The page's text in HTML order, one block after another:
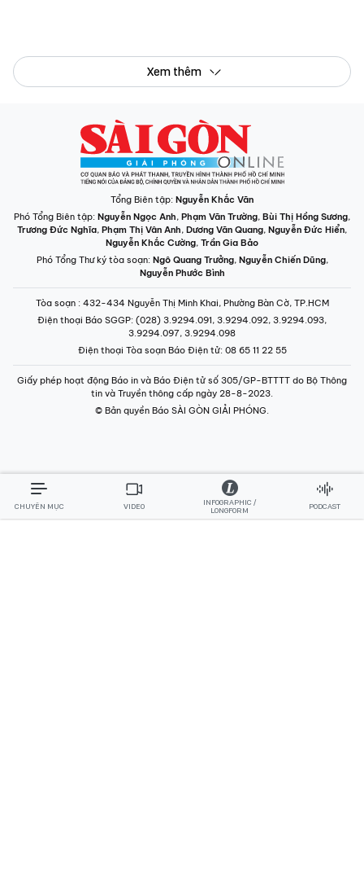
Tổng Biên tập:Nguyễn Khắc Văn
Phó Tổng Biên tập:Nguyễn Ngọc Anh,Phạm Văn Trường,Bùi Thị Hồng Sương
Phạm Thị Vân Anh,Dương Văn Quang
Nguyễn Khắc Cường
Trần Gia Bảo
Phó Tổng Thư ký tòa soạn:Ngô Quang Trưởng ,Nguyễn Chiến Dũng,
Nguyễn Phước Bình
: 432-434 Nguyễn Thị Minh Khai, Phường Bàn Cờ, TP.HCM
Điện thoại Báo SGGP: (028) 3.9294.091, 3.9294.092, 3.9294.093,
3.9294.097, 3.9294.098
Điện thoại Tòa soạn Báo Điện tử: 08 65 11 22 55
Giấy phép hoạt động Báo in và Báo Điện tử số 305/GP-BTTTT do Bộ Thông
© Bản quyền Báo SÀI GÒN GIẢI PHÓNG.
CHUYÊN MỤC VIDEO
LONGFORM
PODCAST